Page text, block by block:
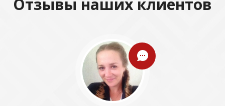
Отзывы наших клиентов